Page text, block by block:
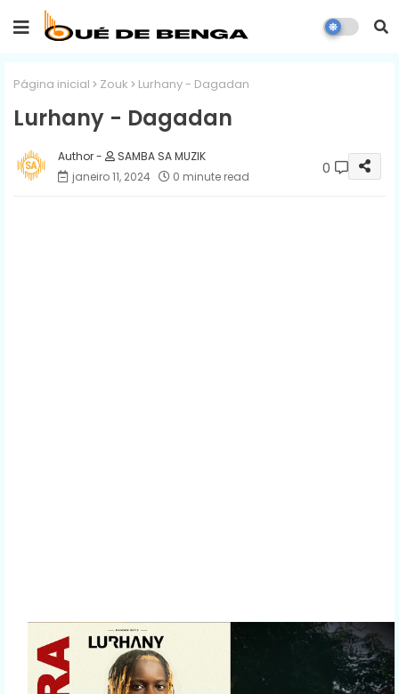
Página inicial Zouk Lurhany - Dagadan
Lurhany - Dagadan
SAMBA SA MUZIK
janeiro 11, 2024
0 minute read 0